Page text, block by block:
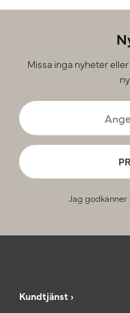
Missa inga nyheter
Jag godkänner
Kundtjänst ›